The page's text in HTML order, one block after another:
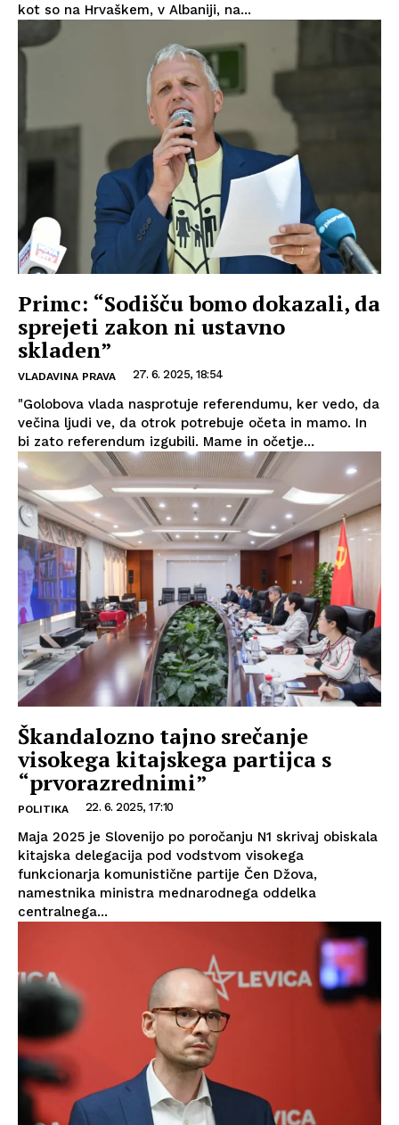
kot so na Hrvaškem, v Albaniji, na...
Primc: “Sodišču bomo dokazali, da
sprejeti zakon ni ustavno
skladen”
VLADAVINA PRAVA 27. 6. 2025, 18:54
"Golobova vlada nasprotuje referendumu, ker vedo, da
večina ljudi ve, da otrok potrebuje očeta in mamo. In
bi zato referendum izgubili. Mame in očetje...
Škandalozno tajno srečanje
visokega kitajskega partijca s
“prvorazrednimi”
POLITIKA 22. 6. 2025, 17:10
Maja 2025 je Slovenijo po poročanju N1 skrivaj obiskala
kitajska delegacija pod vodstvom visokega
funkcionarja komunistične partije Čen Džova,
namestnika ministra mednarodnega oddelka
centralnega...